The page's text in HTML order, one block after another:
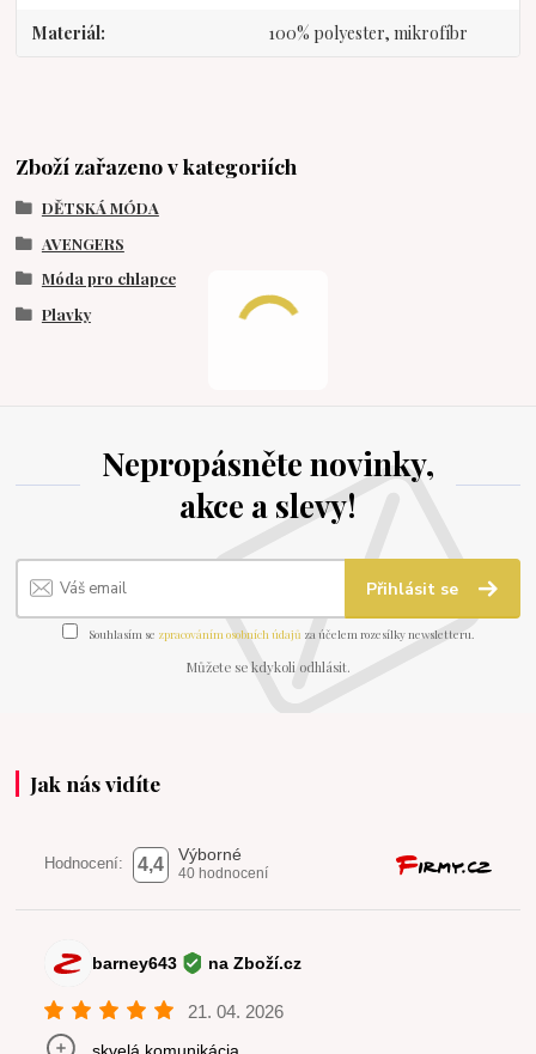
Materiál 100% polyester, mikrofíbr
Zboží zařazeno v kategoriích
DĚTSKÁ MÓDA
AVENGERS
Móda pro chlapce
Plavky
Nepropásněte novinky,
akce a slevy!
Přihlásit se
Souhlasím se zpracováním osobních údajů za účelem rozesílky newsletteru.
Můžete se kdykoli odhlásit.
Jak nás vidíte